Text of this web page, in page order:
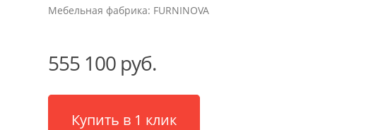
Мебельная фабрика: FURNINOVA
555 100 руб.
Купить в 1 клик